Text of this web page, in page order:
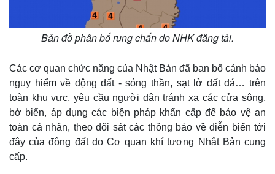
Bản đồ phân bố rung chấn do NHK đăng tải.
Các cơ quan chức năng của Nhật Bản đã ban bố cảnh báo
nguy hiểm về động đất - sóng thần, sạt lở đất đá… trên
toàn khu vực, yêu cầu người dân tránh xa các cửa sông,
bờ biển, áp dụng các biện pháp khẩn cấp để bảo vệ an
toàn cá nhân, theo dõi sát các thông báo về diễn biến tới
đây của động đất do Cơ quan khí tượng Nhật Bản cung
cấp.